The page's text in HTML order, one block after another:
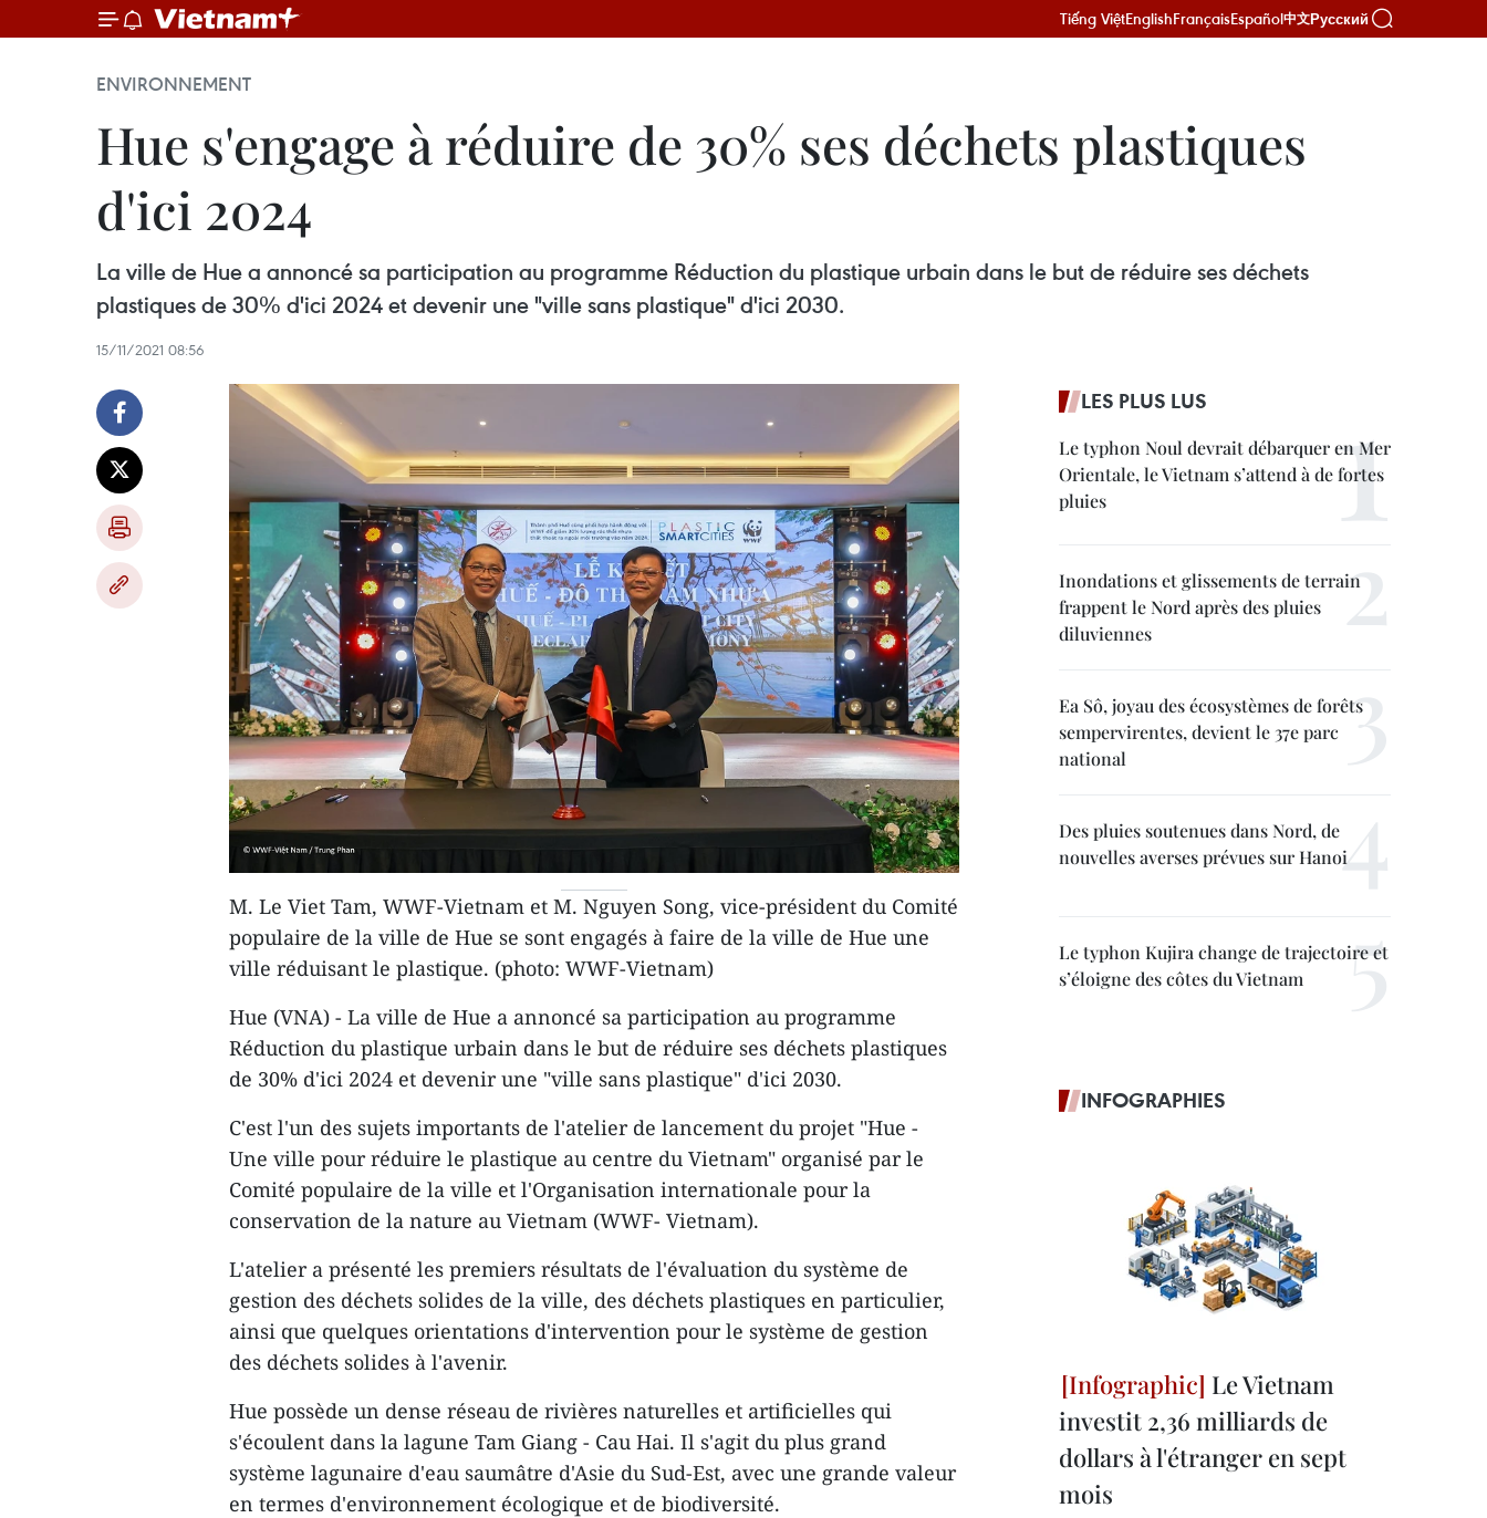
Tiếng ViệtEnglishFrançaisEspañol中文Русский
ENVIRONNEMENT
Hue s'engage à réduire de 30% ses déchets plastiques
d'ici 2024
La ville de Hue a annoncé sa participation au programme Réduction du plastique urbain dans le but de réduire ses déchets
plastiques de 30% d'ici 2024 et devenir une "ville sans plastique" d'ici 2030. ​
15/11/2021 08:56
M. Le Viet Tam, WWF-Vietnam et M. Nguyen Song, vice-président du Comité
populaire de la ville de Hue se sont engagés à faire de la ville de Hue une
ville réduisant le plastique. (photo: WWF-Vietnam)
Hue (VNA) - La ville de Hue a annoncé sa participation au programme
Réduction du plastique urbain dans le but de réduire ses déchets plastiques
de 30% d'ici 2024 et devenir une "ville sans plastique" d'ici 2030.
C'est l'un des sujets importants de l'atelier de lancement du projet "Hue -
Une ville pour réduire le plastique au centre du Vietnam" organisé par le
Comité populaire de la ville et l'Organisation internationale pour la
conservation de la nature au Vietnam (WWF- Vietnam).
L'atelier a présenté les premiers résultats de l'évaluation du système de
gestion des déchets solides de la ville, des déchets plastiques en particulier,
ainsi que quelques orientations d'intervention pour le système de gestion
des déchets solides à l'avenir.
Hue possède un dense réseau de rivières naturelles et artificielles qui
s'écoulent dans la lagune Tam Giang - Cau Hai. Il s'agit du plus grand
système lagunaire d'eau saumâtre d'Asie du Sud-Est, avec une grande valeur
en termes d'environnement écologique et de biodiversité.
LES PLUS LUS
Le typhon Noul devrait débarquer en Mer
Orientale, le Vietnam s’attend à de fortes
pluies
Inondations et glissements de terrain
frappent le Nord après des pluies
diluviennes
Ea Sô, joyau des écosystèmes de forêts
sempervirentes, devient le 37e parc
national
Des pluies soutenues dans Nord, de
nouvelles averses prévues sur Hanoi
Le typhon Kujira change de trajectoire et
s’éloigne des côtes du Vietnam
INFOGRAPHIES
Le Vietnam
investit 2,36 milliards de
dollars à l'étranger en sept
mois